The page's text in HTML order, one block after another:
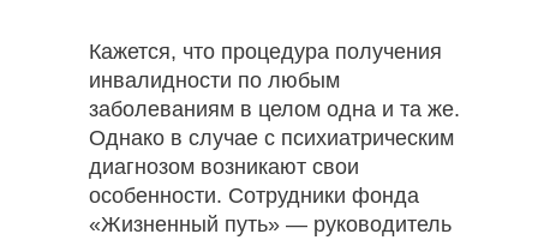
Кажется, что процедура получения
инвалидности по любым
заболеваниям в целом одна и та же.
Однако в случае с психиатрическим
диагнозом возникают свои
особенности. Сотрудники фонда
«Жизненный путь» — руководитель